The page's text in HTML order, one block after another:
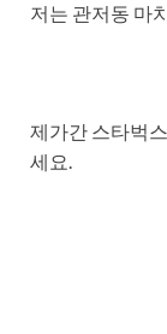
저는 관저동 마
제가간 스타벅
세요.